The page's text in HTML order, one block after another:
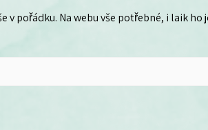
v pořádku. Na webu vše potřebné, i laik